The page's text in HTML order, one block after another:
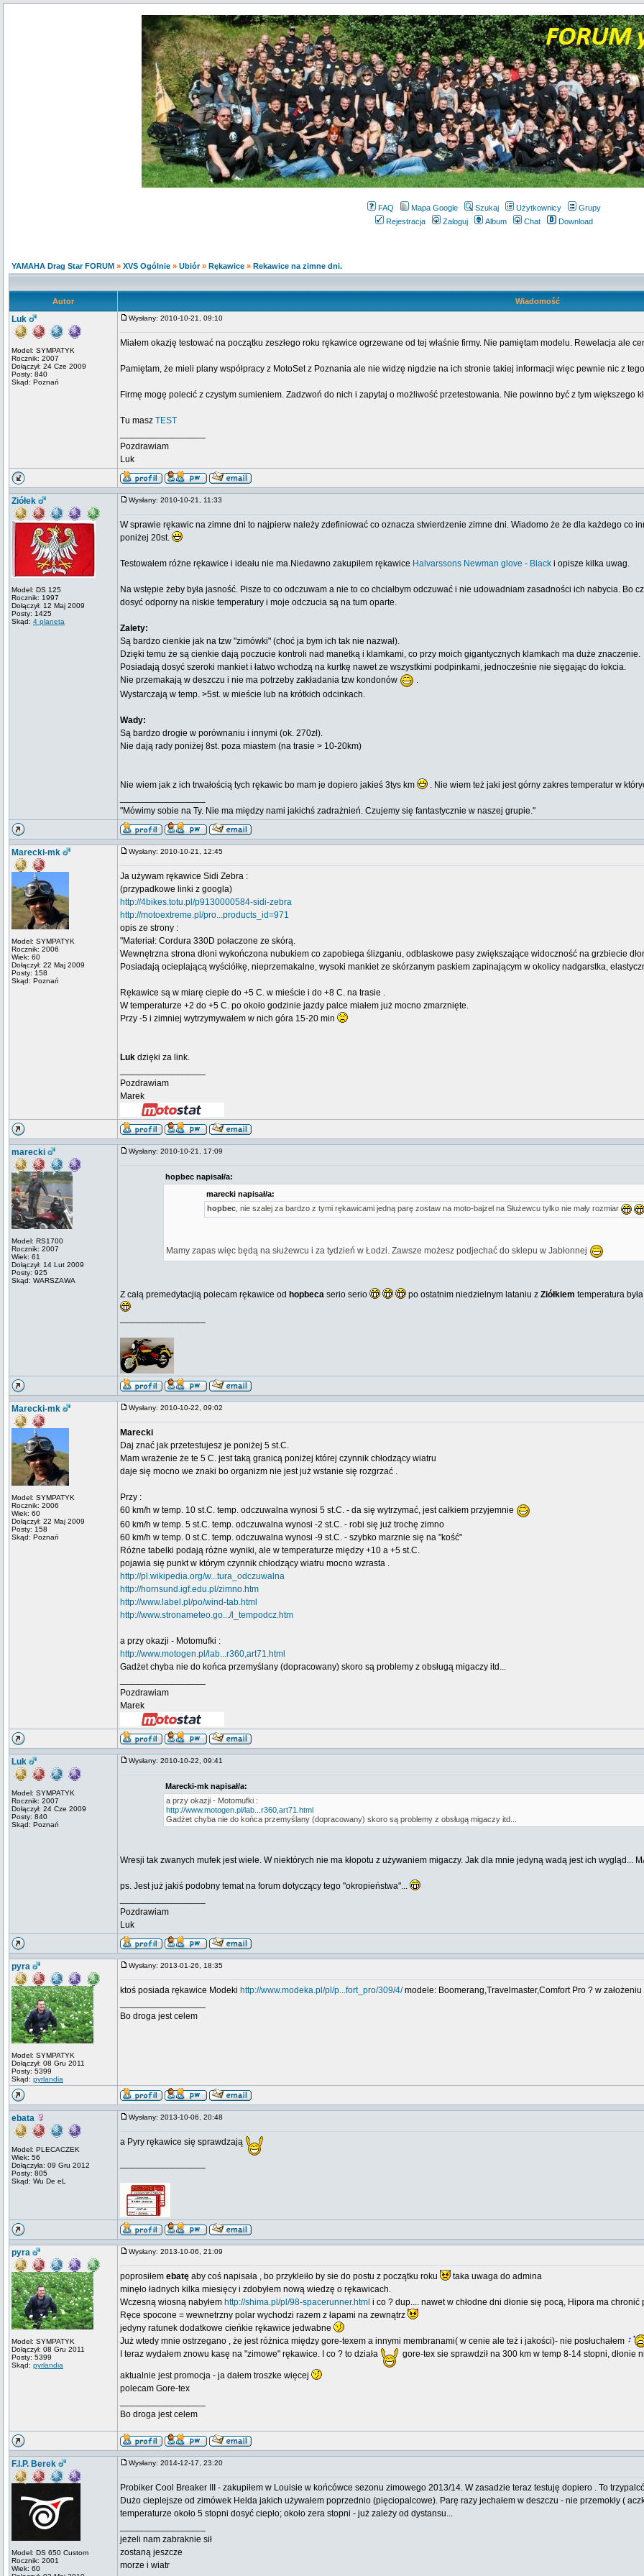
FAQ Mapa Google Szukaj Użytkownicy
Grupy
Rejestracja
Zaloguj Album Chat Download
YAMAHA Drag Star FORUM » XVS Ogólnie » Ubiór» Rękawice » Rekawice na zimne dni.
Autor Wiadomość
Luk
Model: SYMPATYK
Rocznik: 2007
Dołączył: 24 Cze 2009
Posty: 840
Skąd: Poznań
Wysłany: 2010-10-21, 09:10
Miałem okazję testować na początku zeszłego roku rękawice ogrzewane od tej właśnie firmy. Nie pamiętam modelu. Rewelacja ale
Pamiętam, że mieli plany współpracy z MotoSet z Poznania ale nie widzę nigdzie na ich stronie takiej informacji więc pewnie nic z
Firmę mogę polecić z czystym sumieniem. Zadzwoń do nich i zapytaj o możliwość przetestowania. Nie powinno być z tym większego
Tu masz TEST
Pozdrawiam
Luk
Ziółek
Model: DS 125
Rocznik: 1997
Dołączył: 12 Maj 2009
Posty: 1425
Skąd: 4 planeta
Wysłany: 2010-10-21, 11:33
W sprawie rękawic na zimne dni to najpierw należy zdefiniować co oznacza stwierdzenie zimne dni. Wiadomo że że dla każdego co
poniżej 20st.
Testowałem różne rękawice i ideału nie ma.Niedawno zakupiłem rękawice Halvarssons Newman glove - Black i opisze kilka uwag.
Na wstępie żeby była jasność. Pisze to co odczuwam a nie to co chciałbym odczuwać i nie udowadniam zasadności ich nabycia. Bo
dosyć odporny na niskie temperatury i moje odczucia są na tum oparte.
Zalety:
Są bardzo cienkie jak na tzw "zimówki" (choć ja bym ich tak nie nazwał).
Dzięki temu że są cienkie dają poczucie kontroli nad manetką i klamkami, co przy moich gigantycznych klamkach ma duże znaczenie.
Posiadają dosyć szeroki mankiet i łatwo wchodzą na kurtkę nawet ze wszystkimi podpinkami, jednocześnie nie sięgając do łokcia.
Nie przemakają w deszczu i nie ma potrzeby zakładania tzw kondonów
.
Wystarczają w temp. >5st. w mieście lub na krótkich odcinkach.
Wady:
Są bardzo drogie w porównaniu i innymi (ok. 270zł).
Nie dają rady poniżej 8st. poza miastem (na trasie > 10-20km)
Nie wiem jak z ich trwałością tych rękawic bo mam je dopiero jakieś 3tys km
. Nie wiem też jaki jest górny zakres temperatur w
"Mówimy sobie na Ty. Nie ma między nami jakichś zadrażnień. Czujemy się fantastycznie w naszej grupie."
Marecki-mk
Model: SYMPATYK
Rocznik: 2006
Wiek: 60
Dołączył: 22 Maj 2009
Posty: 158
Skąd: Poznań
Wysłany: 2010-10-21, 12:45
Ja używam rękawice Sidi Zebra :
(przypadkowe linki z googla)
http://4bikes.totu.pl/p9130000584-sidi-zebra
http://motoextreme.pl/pro...products_id=971
opis ze strony :
"Materiał: Cordura 330D połaczone ze skórą.
Wewnętrzna strona dłoni wykończona nubukiem co zapobiega ślizganiu, odblaskowe pasy zwiększające widoczność na grzbiecie
Posiadają ocieplającą wyściółkę, nieprzemakalne, wysoki mankiet ze skórzanym paskiem zapinającym w okolicy nadgarstka,
Rękawice są w miarę ciepłe do +5 C. w mieście i do +8 C. na trasie .
W temperaturze +2 do +5 C. po około godzinie jazdy palce miałem już mocno zmarznięte.
Przy -5 i zimniej wytrzymywałem w nich góra 15-20 min
Luk dzięki za link.
Pozdrawiam
Marek
marecki
Model: RS1700
Rocznik: 2007
Wiek: 61
Dołączył: 14 Lut 2009
Posty: 925
Skąd: WARSZAWA
Wysłany: 2010-10-21, 17:09
hopbec napisał/a:
marecki napisał/a:
hopbec, nie szalej za bardzo z tymi rękawicami jedną parę zostaw na moto-bajzel na Służewcu tylko nie mały rozmiar
Mamy zapas więc będą na służewcu i za tydzień w Łodzi. Zawsze możesz podjechać do sklepu w Jabłonnej
Z całą premedytacjią polecam rękawice od hopbeca serio serio po ostatnim niedzielnym lataniu z Ziółkiem temperatura
Marecki-mk
Model: SYMPATYK
Rocznik: 2006
Wiek: 60
Dołączył: 22 Maj 2009
Posty: 158
Skąd: Poznań
Wysłany: 2010-10-22, 09:02
Marecki
Daj znać jak przetestujesz je poniżej 5 st.C.
Mam wrażenie że te 5 C. jest taką granicą poniżej której czynnik chłodzący wiatru
daje się mocno we znaki bo organizm nie jest już wstanie się rozgrzać .
Przy :
60 km/h w temp. 10 st.C. temp. odczuwalna wynosi 5 st.C. - da się wytrzymać, jest całkiem przyjemnie
60 km/h w temp. 5 st.C. temp. odczuwalna wynosi -2 st.C. - robi się już trochę zimno
60 km/h w temp. 0 st.C. temp. odczuwalna wynosi -9 st.C. - szybko marznie się na "kość"
Różne tabelki podają różne wyniki, ale w temperaturze między +10 a +5 st.C.
pojawia się punkt w którym czynnik chłodzący wiatru mocno wzrasta .
http://pl.wikipedia.org/w...tura_odczuwalna
http://hornsund.igf.edu.pl/zimno.htm
http://www.label.pl/po/wind-tab.html
http://www.stronameteo.go.../l_tempodcz.htm
a przy okazji - Motomufki :
http://www.motogen.pl/lab...r360,art71.html
Gadżet chyba nie do końca przemyślany (dopracowany) skoro są problemy z obsługą migaczy itd...
Pozdrawiam
Marek
Luk
Model: SYMPATYK
Rocznik: 2007
Dołączył: 24 Cze 2009
Posty: 840
Skąd: Poznań
Wysłany: 2010-10-22, 09:41
Marecki-mk napisał/a:
a przy okazji - Motomufki :
http://www.motogen.pl/lab...r360,art71.html
Gadżet chyba nie do końca przemyślany (dopracowany) skoro są problemy z obsługą migaczy itd...
Wresji tak zwanych mufek jest wiele. W niektórych nie ma kłopotu z używaniem migaczy. Jak dla mnie jedyną wadą jest ich wygląd...
ps. Jest już jakiś podobny temat na forum dotyczący tego "okropieństwa"...
Pozdrawiam
Luk
pyra
Model: SYMPATYK
Dołączył: 08 Gru 2011
Posty: 5399
Skąd: pyrlandia
Wysłany: 2013-01-26, 18:35
ktoś posiada rękawice Modeki http://www.modeka.pl/pl/p...fort_pro/309/4/modele: Boomerang,Travelmaster,Comfort Pro ? w
Bo droga jest celem
ebata
Model: PLECACZEK
Wiek: 56
Dołączyła: 09 Gru 2012
Posty: 805
Skąd: Wu De eL
Wysłany: 2013-10-06, 20:48
a Pyry rękawice się sprawdzają
pyra
Model: SYMPATYK
Dołączył: 08 Gru 2011
Posty: 5399
Skąd: pyrlandia
Wysłany: 2013-10-06, 21:09
poprosiłem ebatę aby coś napisała , bo przykleiło by sie do postu z początku roku
taka uwaga do admina
minęło ładnych kilka miesięcy i zdobyłem nową wiedzę o rękawicach.
Wczesną wiosną nabyłem http://shima.pl/pl/98-spacerunner.html i co ? dup.... nawet w chłodne dni dłonie się pocą, Hipora ma
Ręce spocone = wewnetrzny polar wychodzi razem z łapami na zewnątrz
jedyny ratunek dodatkowe cieńkie rękawice jedwabne
Już wtedy mnie ostrzegano , że jest różnica między gore-texem a innymi membranami( w cenie ale też i jakości)- nie posłuchałem
I teraz wydałem znowu kasę na "zimowe" rękawice. I co ? to działa
gore-tex sie sprawdził na 300 km w temp 8-14 stopni, dłonie
aktualnie jest promocja - ja dałem troszke więcej
polecam Gore-tex
Bo droga jest celem
F.I.P. Berek
Model: DS 650 Custom
Rocznik: 2001
Wiek: 60
Wysłany: 2014-12-17, 23:20
Probiker Cool Breaker III - zakupiłem w Louisie w końcówce sezonu zimowego 2013/14. W zasadzie teraz testuję dopiero . To
Dużo cieplejsze od zimówek Helda jakich używałem poprzednio (pięciopalcowe). Parę razy jechałem w deszczu - nie przemokły (
temperaturze około 5 stopni dosyć ciepło; około zera stopni - już zależy od dystansu...
jeżeli nam zabraknie sił
zostaną jeszcze
morze i wiatr